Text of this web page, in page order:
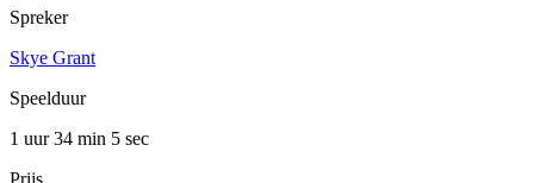
Spreker
Skye Grant
Speelduur
1 uur 34 min 5 sec
Prijs